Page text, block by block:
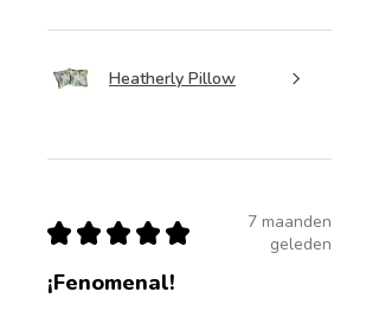
Heatherly Pillow
★ ★ ★ ★ ★
7 maanden
geleden
¡Fenomenal!